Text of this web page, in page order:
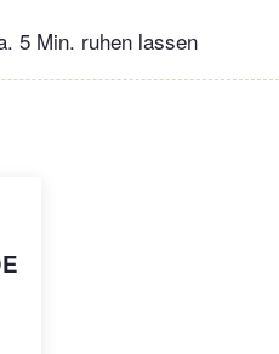
5 Min. ruhen lassen